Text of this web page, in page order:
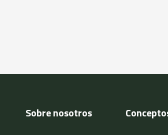
Sobre nosotros